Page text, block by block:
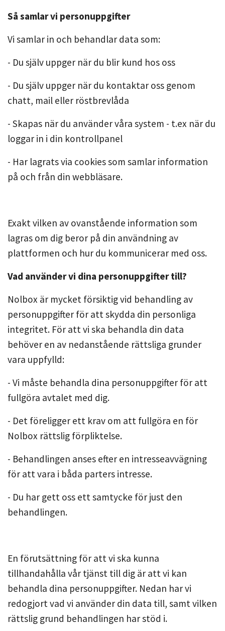
Så samlar vi personuppgifter
Vi samlar in och behandlar data som:
- Du själv uppger när du blir kund hos oss
- Du själv uppger när du kontaktar oss genom
chatt, mail eller röstbrevlåda
- Skapas när du använder våra system - t.ex när du
loggar in i din kontrollpanel
- Har lagrats via cookies som samlar information
på och från din webbläsare.
Exakt vilken av ovanstående information som
lagras om dig beror på din användning av
plattformen och hur du kommunicerar med oss.
Vad använder vi dina personuppgifter till?
Nolbox är mycket försiktig vid behandling av
personuppgifter för att skydda din personliga
integritet. För att vi ska behandla din data
behöver en av nedanstående rättsliga grunder
vara uppfylld:
- Vi måste behandla dina personuppgifter för att
fullgöra avtalet med dig.
- Det föreligger ett krav om att fullgöra en för
Nolbox rättslig förpliktelse.
- Behandlingen anses efter en intresseavvägning
för att vara i båda parters intresse.
- Du har gett oss ett samtycke för just den
behandlingen.
En förutsättning för att vi ska kunna
tillhandahålla vår tjänst till dig är att vi kan
behandla dina personuppgifter. Nedan har vi
redogjort vad vi använder din data till, samt vilken
rättslig grund behandlingen har stöd i.